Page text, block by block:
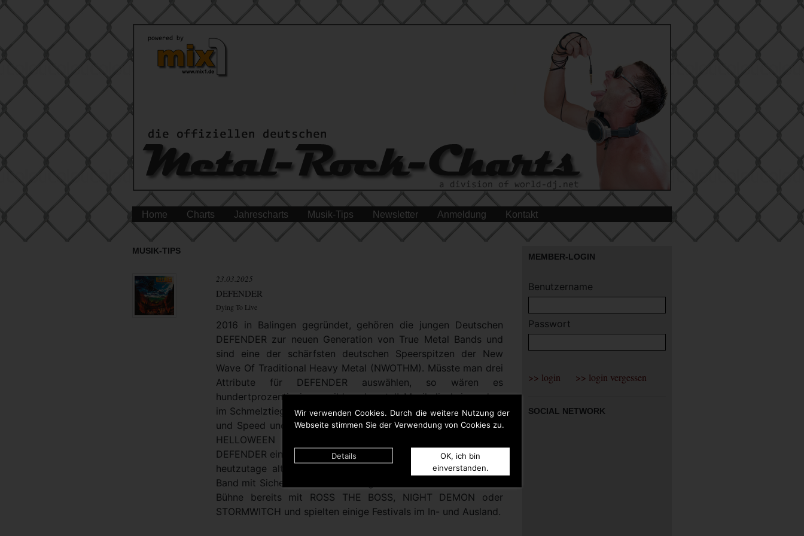
Wir verwenden Cookies. Durch die weitere Nutzung der
Webseite stimmen Sie der Verwendung von Cookies zu.
Details
OK, ich bin
einverstanden.
Home Charts Jahrescharts Musik-Tips Newsletter Anmeldung Kontakt
MUSIK-TIPS
23.03.2025
DEFENDER
Dying To Live
2016 in Balingen gegründet, gehören die jungen Deutschen
DEFENDER zur neuen Generation von True Metal Bands und
sind eine der schärfsten deutschen Speerspitzen der New
Wave Of Traditional Heavy Metal (NWOTHM). Müsste man drei
Attribute für DEFENDER auswählen, so wären es
hundertprozentig jung, wild und metal! Musikalisch irgendwo
im Schmelztiegel zwischen Oldschool Teutonic Metal von 1986
und Speed und Heavy Metal der alten Hamburger Schule mit
HELLOWEEN und RUNNING WILD angesiedelt, machen
DEFENDER einfach nur Spaß. Und wer denkt, dass diese Musik
heutzutage alt und abgedroschen klingen muss, der hat die
Band mit Sicherheit noch nie live gesehen. Bisher teilten sie die
Bühne bereits mit ROSS THE BOSS, NIGHT DEMON oder
STORMWITCH und spielten einige Festivals im In- und Ausland.
MEMBER-LOGIN
Benutzername
Passwort
SOCIAL NETWORK